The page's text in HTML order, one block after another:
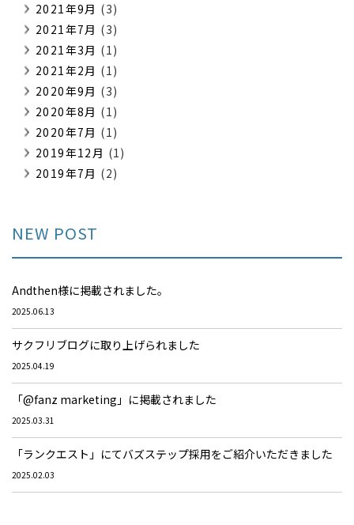
2021年9月 (3)
2021年7月 (3)
2021年3月 (1)
2021年2月 (1)
2020年9月 (3)
2020年8月 (1)
2020年7月 (1)
2019年12月 (1)
2019年7月 (2)
NEW POST
Andthen様に掲載されました。
2025.06.13
サクフリブログに取り上げられました
2025.04.19
「@fanz marketing」に掲載されました
2025.03.31
「ランクエスト」にてバズステップ採用をご紹介いただきました
2025.02.03